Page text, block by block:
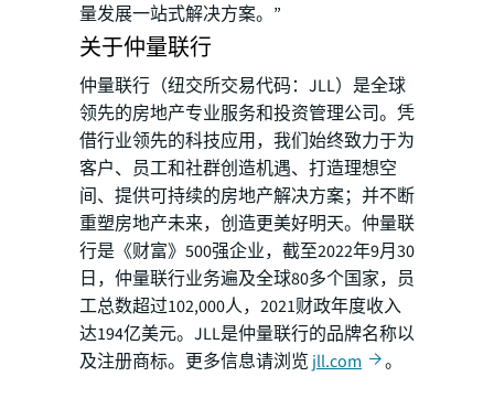
量发展一站式解决方案。”
关于仲量联行
仲量联行（纽交所交易代码：JLL）是全球
领先的房地产专业服务和投资管理公司。凭
借行业领先的科技应用，我们始终致力于为
客户、员工和社群创造机遇、打造理想空
间、提供可持续的房地产解决方案；并不断
重塑房地产未来，创造更美好明天。仲量联
行是《财富》500强企业，截至2022年9月30
日，仲量联行业务遍及全球80多个国家，员
工总数超过102,000人，2021财政年度收入
达194亿美元。JLL是仲量联行的品牌名称以
及注册商标。更多信息请浏览 jll.com 。